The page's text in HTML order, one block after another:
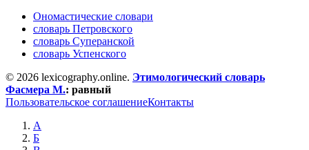
Ономастические словари
словарь Петровского
словарь Суперанской
словарь Успенского
© 2026 lexicography.online. Этимологический словарь
Фасмера М.: равный
Пользовательское соглашениеКонтакты
А
Б